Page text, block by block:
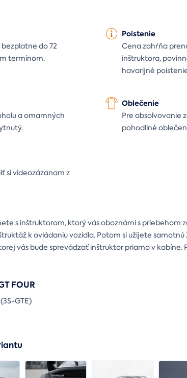
do 72
termínom.
Poistenie
Cena zahŕňa
inštruktora,
havarijné
a omamných
Oblečenie
Pre absolvovanie
pohodllné
si videozázanam z
s inštruktorom, ktorý vás oboznámi s priebehom
k ovládaniu vozidla. Potom si užijete
vás bude sprevádzať inštruktor priamo v kabíne.
FOUR
GTE)